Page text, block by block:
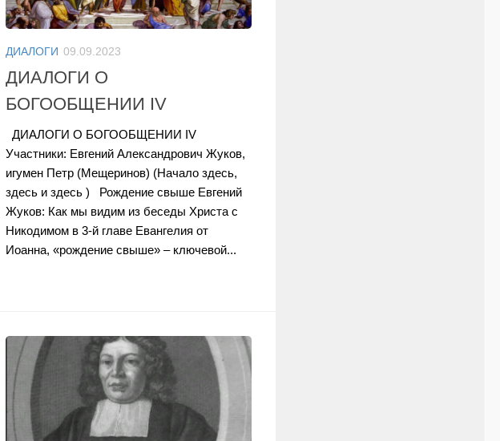
ДИАЛОГИ 09.09.2023
ДИАЛОГИ О
БОГООБЩЕНИИ IV
ДИАЛОГИ О БОГООБЩЕНИИ IV
Участники: Евгений Александрович Жуков,
игумен Петр (Мещеринов) (Начало здесь,
здесь и здесь ) Рождение свыше Евгений
Жуков: Как мы видим из беседы Христа с
Никодимом в 3-й главе Евангелия от
Иоанна, «рождение свыше» – ключевой...